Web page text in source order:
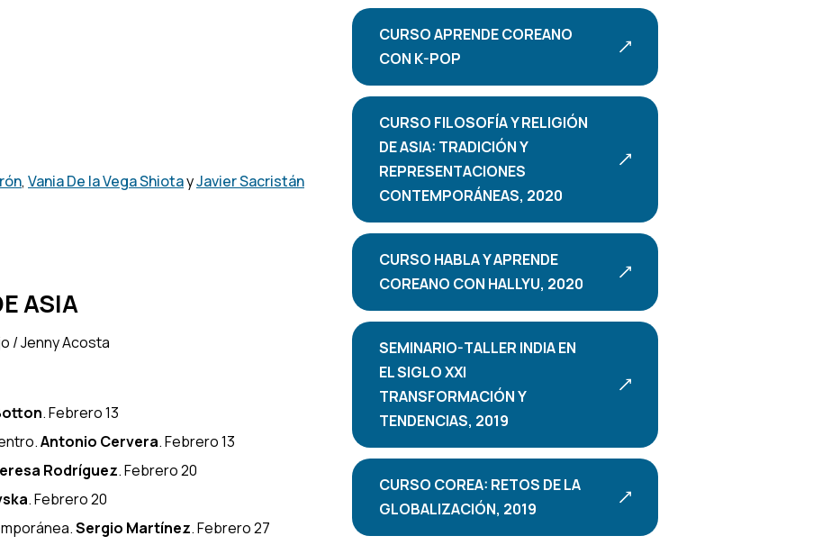
, Vania De la Vega ShiotayJavier Sacristán
ASIA
/ Jenny Acosta
. Febrero 13
.Antonio Cervera. Febrero 13
Rodríguez. Febrero 20
. Febrero 20
.Sergio Martínez. Febrero 27
CURSO APRENDE COREANO
CON K-POP
CURSO FILOSOFÍA Y RELIGIÓN
DE ASIA: TRADICIÓN Y
REPRESENTACIONES
CONTEMPORÁNEAS, 2020
CURSO HABLA Y APRENDE
COREANO CON HALLYU, 2020
SEMINARIO-TALLER INDIA EN
EL SIGLO XXI
TRANSFORMACIÓN Y
TENDENCIAS, 2019
CURSO COREA: RETOS DE LA
GLOBALIZACIÓN, 2019